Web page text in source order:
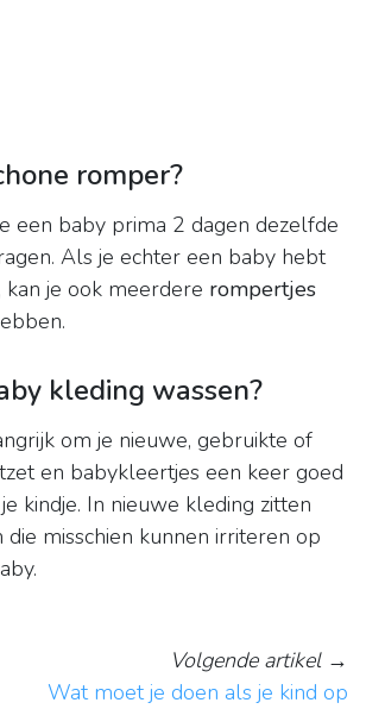
romper?
een baby prima 2 dagen dezelfde
Als je echter een baby hebt
je ook meerdere rompertjes
kleding wassen?
om je nieuwe, gebruikte of
en babykleertjes een keer goed
kindje. In nieuwe kleding zitten
misschien kunnen irriteren op
Volgende artikel→
Wat moet je doen als je kind op